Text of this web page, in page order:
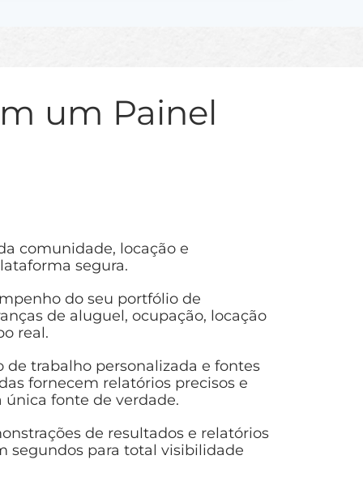
um Painel
comunidade, locação e
segura.
do seu portfólio de
de aluguel, ocupação, locação
real.
de trabalho personalizada e fontes
fornecem relatórios precisos e
fonte de verdade.
de resultados e relatórios
segundos para total visibilidade